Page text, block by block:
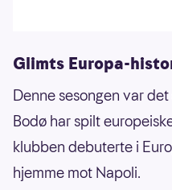
Glimts Europa-
Denne sesongen var
Bodø har spilt
klubben debuterte i
hjemme mot Napoli.